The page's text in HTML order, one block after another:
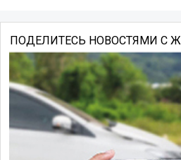
ПОДЕЛИТЕСЬ НОВОСТЯМИ С